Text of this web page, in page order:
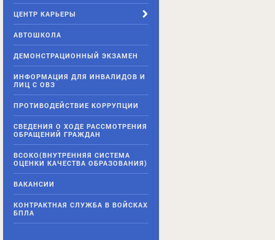
ЦЕНТР КАРЬЕРЫ
АВТОШКОЛА
ДЕМОНСТРАЦИОННЫЙ ЭКЗАМЕН
ИНФОРМАЦИЯ ДЛЯ ИНВАЛИДОВ И
ЛИЦ С ОВЗ
ПРОТИВОДЕЙСТВИЕ КОРРУПЦИИ
СВЕДЕНИЯ О ХОДЕ РАССМОТРЕНИЯ
ОБРАЩЕНИЙ ГРАЖДАН
ВСОКО(ВНУТРЕННЯЯ СИСТЕМА
ОЦЕНКИ КАЧЕСТВА ОБРАЗОВАНИЯ)
ВАКАНСИИ
КОНТРАКТНАЯ СЛУЖБА В ВОЙСКАХ
БПЛА